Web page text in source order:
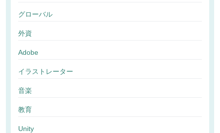
グローバル
外資
Adobe
イラストレーター
音楽
教育
Unity